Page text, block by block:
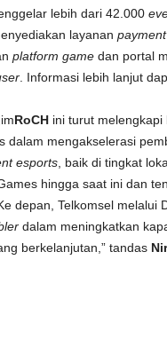
lebih dari 42.000
layanan
platform gamedan portal
. Informasi lebih lanjut
RoCHini turut melengkapi
dalam mengakselerasi
esports, baik di tingkat
hingga saat ini dan
depan, Telkomsel melalui
dalam meningkatkan
berkelanjutan,” tandas